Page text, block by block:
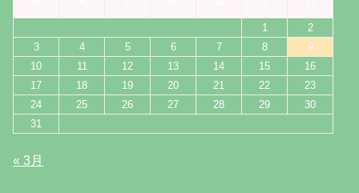
1
2
3
4 5 6 7 8
9
10
11 12 13 14 15
16
17
18 19 20 21 22
23
24
25 26 27 28 29
30
31
« 3月